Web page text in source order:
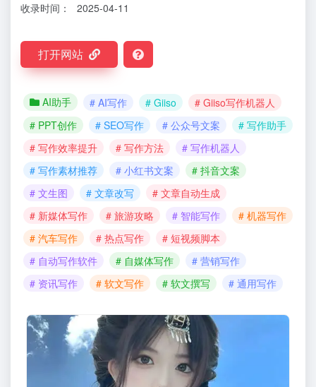
收录时间： 2025-04-11
打开网站
AI助手 # AI写作 # Giiso
# Giiso写作机器人
# PPT创作
# SEO写作 # 公众号文案
# 写作助手
# 写作效率提升
# 写作方法
# 写作机器人
# 写作素材推荐
# 小红书文案
# 抖音文案
# 文生图
# 文章改写
# 文章自动生成
# 新媒体写作
# 旅游攻略 # 智能写作
# 机器写作
# 汽车写作
# 热点写作
# 短视频脚本
# 自动写作软件
# 自媒体写作
# 营销写作
# 资讯写作
# 软文写作 # 软文撰写 # 通用写作